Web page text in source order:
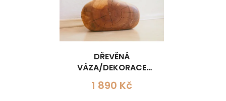
DŘEVĚNÁ
VÁZA/DEKORACE
BŘÍZA 20 CM
1 890 Kč